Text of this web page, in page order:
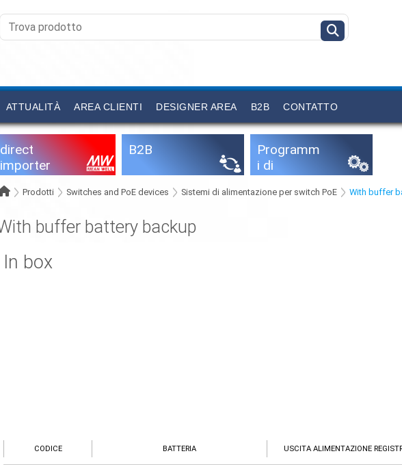
ATTUALITÀ AREA CLIENTI DESIGNER AREA B2B CONTATTO
direct
importer
B2B
Programm
i di
one
Prodotti Switches and PoE devices Sistemi di alimentazione per switch PoE With buffer
buffer battery backup
In box
CODICE BATTERIA USCITA ALIMENTAZIONE